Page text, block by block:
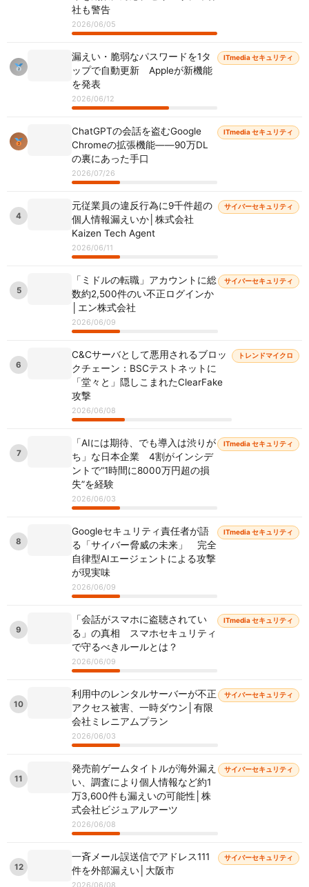
社も警告
2026/06/05
漏えい・脆弱なパスワードを1タ
ップで自動更新 Appleが新機能
を発表
2026/06/12
ITmedia セキュリティ
ChatGPTの会話を盗むGoogle
Chromeの拡張機能――90万DL
の裏にあった手口
2026/07/26
ITmedia セキュリティ
4
元従業員の違反行為に9千件超の
個人情報漏えいか│株式会社
Kaizen Tech Agent
2026/06/11
サイバーセキュリティ
5
「ミドルの転職」アカウントに総
数約2,500件のい不正ログインか
│エン株式会社
2026/06/09
サイバーセキュリティ
6
C&Cサーバとして悪用されるブロッ
クチェーン：BSCテストネットに
「堂々と」隠しこまれたClearFake
攻撃
2026/06/08
トレンドマイクロ
7
「AIには期待、でも導入は渋りが
ち」な日本企業 4割がインシデ
ントで“1時間に8000万円超の損
失”を経験
2026/06/03
ITmedia セキュリティ
8
Googleセキュリティ責任者が語
る「サイバー脅威の未来」 完全
自律型AIエージェントによる攻撃
が現実味
2026/06/09
ITmedia セキュリティ
9
「会話がスマホに盗聴されてい
る」の真相 スマホセキュリティ
で守るべきルールとは？
2026/06/09
ITmedia セキュリティ
10
利用中のレンタルサーバーが不正
アクセス被害、一時ダウン│有限
会社ミレニアムプラン
2026/06/03
サイバーセキュリティ
11
発売前ゲームタイトルが海外漏え
い、調査により個人情報など約1
万3,600件も漏えいの可能性│株
式会社ビジュアルアーツ
2026/06/08
サイバーセキュリティ
12
一斉メール誤送信でアドレス111
件を外部漏えい│大阪市
サイバーセキュリティ